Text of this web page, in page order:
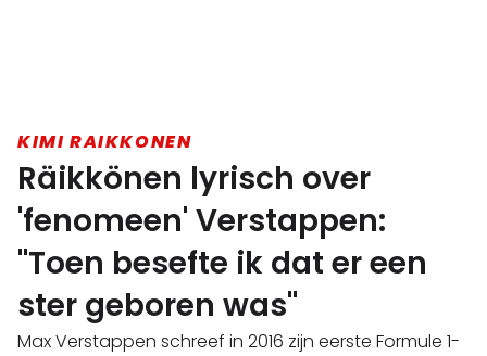
KIMI RAIKKONEN
Räikkönen lyrisch over
'fenomeen' Verstappen:
"Toen besefte ik dat er een
ster geboren was"
Max Verstappen schreef in 2016 zijn eerste Formule 1-